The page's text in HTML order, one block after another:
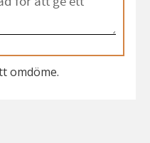
omdöme.